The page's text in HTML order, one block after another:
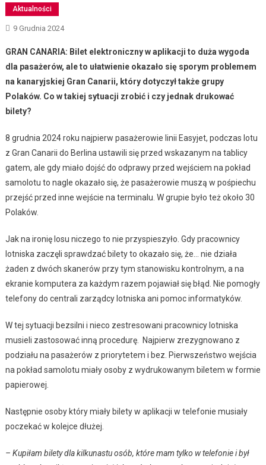
Aktualności
9 Grudnia 2024
GRAN CANARIA: Bilet elektroniczny w aplikacji to duża wygoda
dla pasażerów, ale to ułatwienie okazało się sporym problemem
na kanaryjskiej Gran Canarii, który dotyczył także grupy
Polaków. Co w takiej sytuacji zrobić i czy jednak drukować
bilety?
8 grudnia 2024 roku najpierw pasażerowie linii Easyjet, podczas lotu
z Gran Canarii do Berlina ustawili się przed wskazanym na tablicy
gatem, ale gdy miało dojść do odprawy przed wejściem na pokład
samolotu to nagle okazało się, że pasażerowie muszą w pośpiechu
przejść przed inne wejście na terminalu. W grupie było też około 30
Polaków.
Jak na ironię losu niczego to nie przyspieszyło. Gdy pracownicy
lotniska zaczęli sprawdzać bilety to okazało się, że… nie działa
żaden z dwóch skanerów przy tym stanowisku kontrolnym, a na
ekranie komputera za każdym razem pojawiał się błąd. Nie pomogły
telefony do centrali zarządcy lotniska ani pomoc informatyków.
W tej sytuacji bezsilni i nieco zestresowani pracownicy lotniska
musieli zastosować inną procedurę. Najpierw zrezygnowano z
podziału na pasażerów z priorytetem i bez. Pierwszeństwo wejścia
na pokład samolotu miały osoby z wydrukowanym biletem w formie
papierowej.
Następnie osoby który miały bilety w aplikacji w telefonie musiały
poczekać w kolejce dłużej.
– Kupiłam bilety dla kilkunastu osób, które mam tylko w telefonie i był